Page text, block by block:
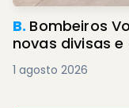
B. Bombeiros
novas divisas
1 agosto 2026